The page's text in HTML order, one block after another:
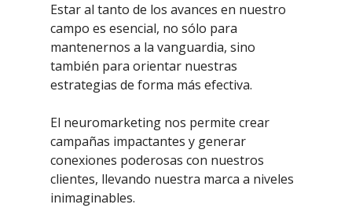
Estar al tanto de los avances en nuestro
campo es esencial, no sólo para
mantenernos a la vanguardia, sino
también para orientar nuestras
estrategias de forma más efectiva.
El neuromarketing nos permite crear
campañas impactantes y generar
conexiones poderosas con nuestros
clientes, llevando nuestra marca a niveles
inimaginables.